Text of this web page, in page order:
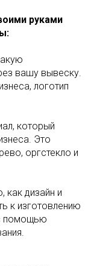
руками
вашу вывеску.
логотип
который
Это
оргстекло и
как дизайн и
к изготовлению
помощью